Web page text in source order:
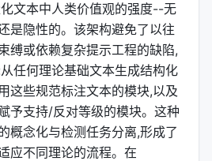
文本中人类价值观的强度--无
是隐性的。该架构避免了以往
缚或依赖复杂提示工程的缺陷,
任何理论基础文本生成结构化
这些规范标注文本的模块,以及
予支持/反对等级的模块。这种
概念化与检测任务分离,形成了
应不同理论的流程。在